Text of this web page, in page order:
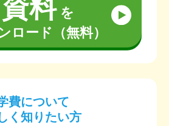
を
ロード（無料）
費について
く知りたい方